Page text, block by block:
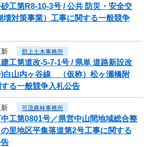
砂工第R8-10-3号 / 公共 防災・安全交
壊対策事業）工事に関する一般競争
郡上土木事務所
建工第道改-5-7-1号 / 県単 道路新設改
)白山内ヶ谷線 （仮称）松ヶ瀬橋附
る一般競争入札公告
可茂農林事務所
中工第0801号／県営中山間地域総合整
里地区平集落道第2号工事に関する